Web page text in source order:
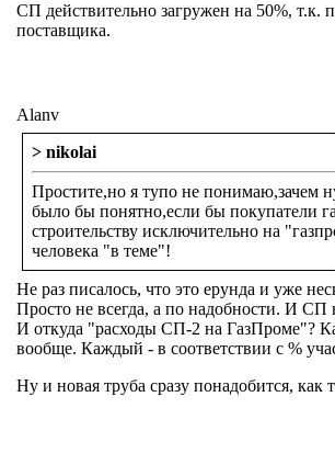
СП действительно загружен на 50%, т.к.
поставщика.
Alanv
> nikolai
Простите,но я тупо не понимаю,зачем
было бы понятно,если бы покупатели
строительству исключительно на
человека "в теме"!
Не раз писалось, что это ерунда и уже
Просто не всегда, а по надобности. И СП
И откуда "расходы СП-2 на ГазПроме"?
вообще. Каждый - в соответствии с %
Ну и новая труба сразу понадобится,